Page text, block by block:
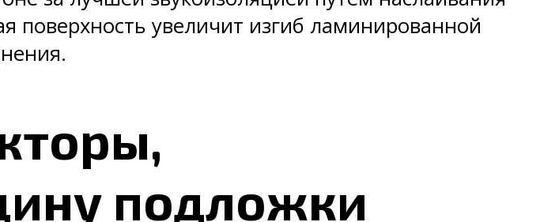
поверхность увеличит изгиб ламинированной
подложки